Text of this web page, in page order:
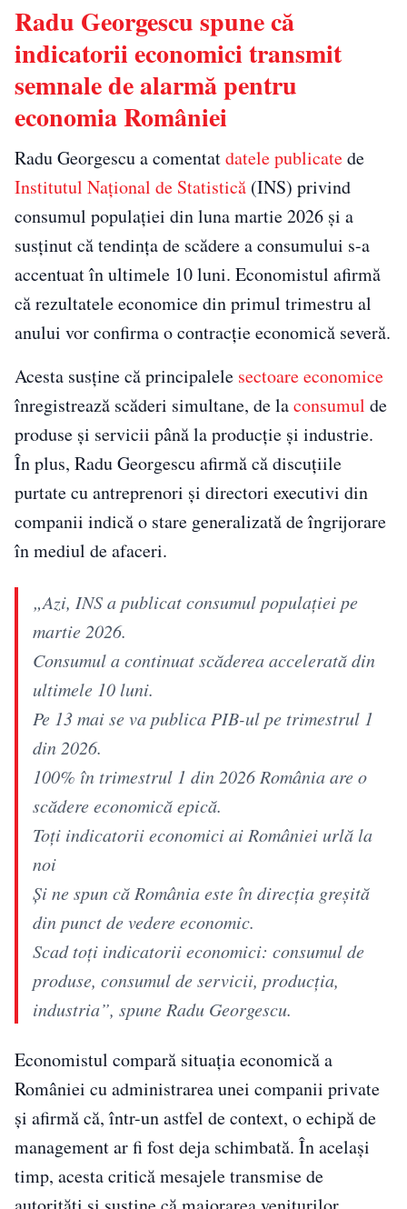
Radu Georgescu spune că
indicatorii economici transmit
semnale de alarmă pentru
economia României
Radu Georgescu a comentatdatele publicatede
Institutul Național de Statistică (INS) privind
consumul populației din luna martie 2026 și a
susținut că tendința de scădere a consumului s-a
accentuat în ultimele 10 luni. Economistul afirmă
că rezultatele economice din primul trimestru al
anului vor confirma o contracție economică severă.
Acesta susține că principalele sectoare economice
înregistrează scăderi simultane, de laconsumul de
produse și servicii până la producție și industrie.
În plus, Radu Georgescu afirmă că discuțiile
purtate cu antreprenori și directori executivi din
companii indică o stare generalizată de îngrijorare
în mediul de afaceri.
„Azi, INS a publicat consumul populației pe
martie 2026.
Consumul a continuat scăderea accelerată din
ultimele 10 luni.
Pe 13 mai se va publica PIB-ul pe trimestrul 1
din 2026.
100% în trimestrul 1 din 2026 România are o
scădere economică epică.
Toți indicatorii economici ai României urlă la
noi
Și ne spun că România este în direcția greșită
din punct de vedere economic.
Scad toți indicatorii economici: consumul de
produse, consumul de servicii, producția,
industria”, spune Radu Georgescu.
Economistul compară situația economică a
României cu administrarea unei companii private
și afirmă că, într-un astfel de context, o echipă de
management ar fi fost deja schimbată. În același
timp, acesta critică mesajele transmise de